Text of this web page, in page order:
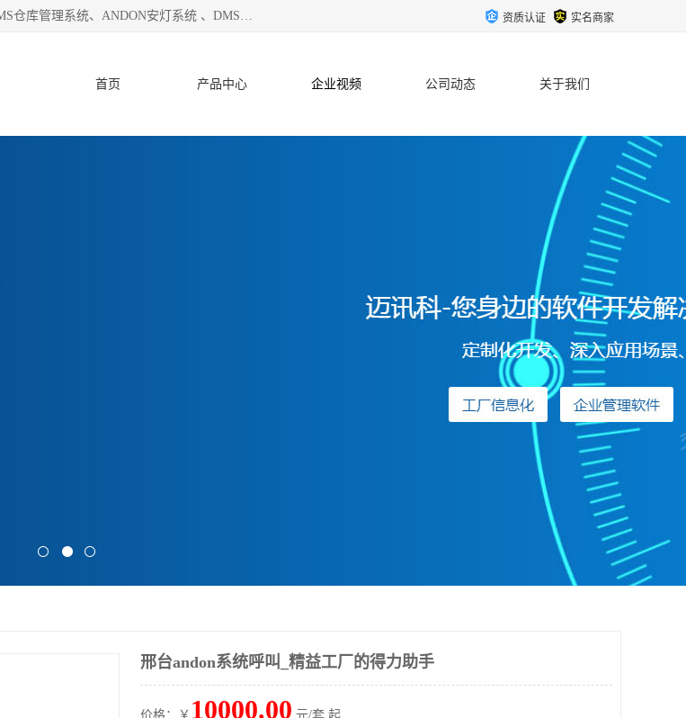
天津迈讯科智能技术有限公司主要从事：MES制造执行系统、锐益生产云工单、WMS仓库管理系统、ANDON安灯系统 、DMS设备管理系统、电气设备健康监测系统、工厂可视化管理、数字化车间；公司是一家专注于企业及制造业信息化、智能化的信息系统集成解决方案提供商的高新技术企业。为企业提供全套的软硬件信息系统集成及安装部署服务。 资质认证 实名商家
首页 产品中心 企业视频 公司动态 关于我们
邢台andon系统呼叫_精益工厂的得力助手
价格：￥ 10000.00 元/套 起